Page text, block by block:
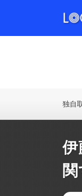
独自
伊